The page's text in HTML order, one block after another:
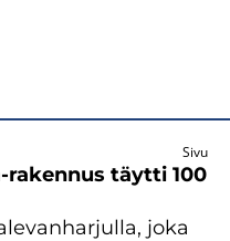
Sivu
​rakennus täyt­ti 100
joka